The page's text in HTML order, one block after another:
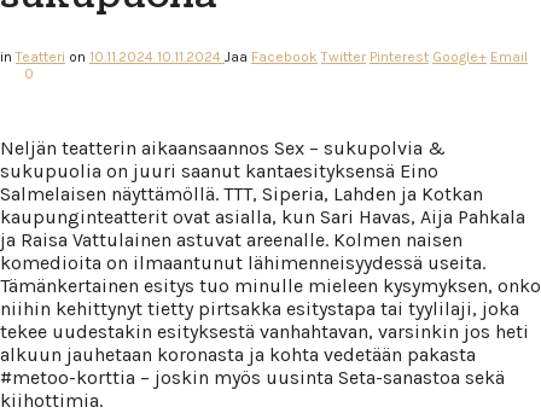
inTeatteri on 10.11.2024 10.11.2024 Jaa Facebook Twitter Pinterest Google+ Email
0
Neljän teatterin aikaansaannos Sex – sukupolvia &
sukupuolia on juuri saanut kantaesityksensä Eino
Salmelaisen näyttämöllä. TTT, Siperia, Lahden ja Kotkan
kaupunginteatterit ovat asialla, kun Sari Havas, Aija Pahkala
ja Raisa Vattulainen astuvat areenalle. Kolmen naisen
komedioita on ilmaantunut lähimenneisyydessä useita.
Tämänkertainen esitys tuo minulle mieleen kysymyksen, onko
niihin kehittynyt tietty pirtsakka esitystapa tai tyylilaji, joka
tekee uudestakin esityksestä vanhahtavan, varsinkin jos heti
alkuun jauhetaan koronasta ja kohta vedetään pakasta
#metoo-korttia – joskin myös uusinta Seta-sanastoa sekä
kiihottimia.